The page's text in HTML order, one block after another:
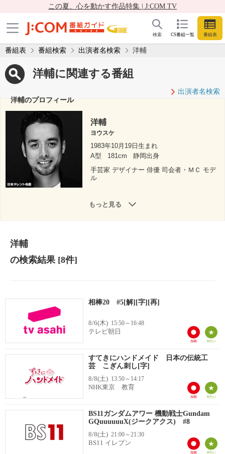
この夏、心を動かす作品特集 | J:COM TV
CS番組一覧 番組表
検索
番組表 番組検索 出演者名検索 洋輔
洋輔に関連する番組
出演者名検索
洋輔のプロフィール
洋輔
ヨウスケ
1983年10月19日生まれ
A型
181cm
静岡出身
手芸家 デザイナー 俳優 司会者・ＭＣ モデ
ル
もっと見る
洋輔
の検索結果[8件]
相棒20 #5[解][字][再]
8/6(木) 15:50～16:48
テレビ朝日
すてきにハンドメイド 日本の伝統工
芸 こぎん刺し[字]
8/8(土) 13:50～14:17
NHK東京 教育
BS11ガンダムアワー 機動戦士Gundam
GQuuuuuuX(ジークアクス) #8
8/8(土) 21:00～21:30
BS11 イレブン